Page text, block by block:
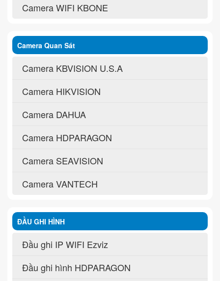
Camera WIFI KBONE
Camera Quan Sát
Camera KBVISION U.S.A
Camera HIKVISION
Camera DAHUA
Camera HDPARAGON
Camera SEAVISION
Camera VANTECH
ĐẦU GHI HÌNH
Đầu ghi IP WIFI Ezviz
Đầu ghi hình HDPARAGON